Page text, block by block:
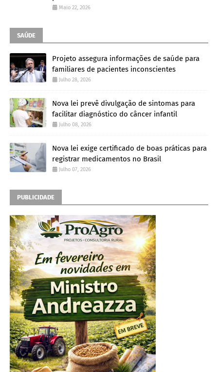
Maio 22, 2026
SAÚDE
Projeto assegura informações de saúde para
familiares de pacientes inconscientes
Julho 28, 2026
Nova lei prevê divulgação de sintomas para
facilitar diagnóstico do câncer infantil
Julho 08, 2026
Nova lei exige certificado de boas práticas para
registrar medicamentos no Brasil
Julho 07, 2026
PUBLICIDADE